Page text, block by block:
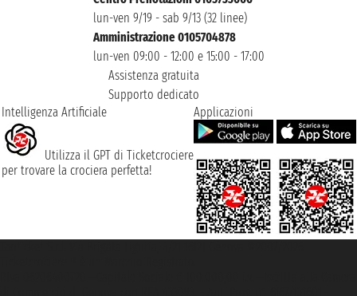
lun-ven 9/19 - sab 9/13 (32 linee)
Amministrazione 0105704878
lun-ven 09:00 - 12:00 e 15:00 - 17:00
Assistenza gratuita
Supporto dedicato
Intelligenza Artificiale
Utilizza il GPT di Ticketcrociere
per trovare la crociera perfetta!
Applicazioni